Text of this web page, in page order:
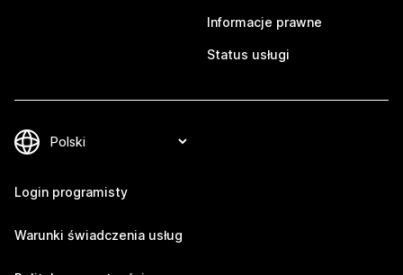
Informacje prawne
Status usługi
Login programisty
Warunki świadczenia usług